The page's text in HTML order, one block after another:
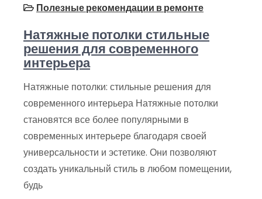
Полезные рекомендации в ремонте
Натяжные потолки стильные
решения для современного
интерьера
Натяжные потолки: стильные решения для
современного интерьера Натяжные потолки
становятся все более популярными в
современных интерьере благодаря своей
универсальности и эстетике. Они позволяют
создать уникальный стиль в любом помещении,
будь